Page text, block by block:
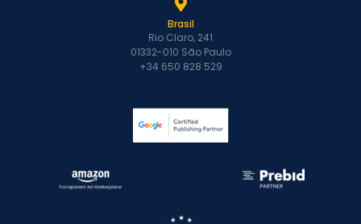
Brasil
Rio Claro, 241
01332-010 São Paulo
+34 650 828 529